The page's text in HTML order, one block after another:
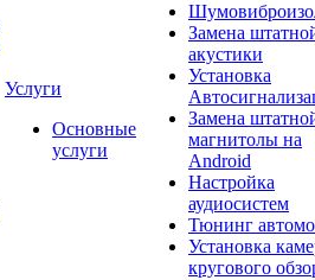
Услуги
Основные
услуги
Замена
акустики
Установка
Замена
магнитолы на
Android
Настройка
аудиосистем
Тюнинг
Установка
кругового